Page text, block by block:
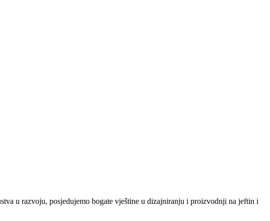
u razvoju, posjedujemo bogate vještine u dizajniranju i proizvodnji na jeftin i